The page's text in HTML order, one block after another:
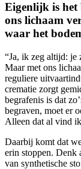
Eigenlijk is het
ons lichaam
waar het
“Ja, ik zeg altijd: je
Maar met ons
reguliere
crematie zorgt
begrafenis is dat
begraven, moet er
Alleen dat al vind
Daarbij komt dat
erin stoppen. Denk
van synthetische